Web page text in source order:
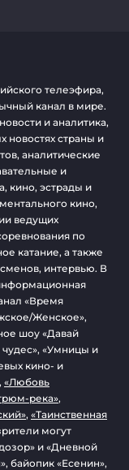
телеэфира,
канал в мире.
и аналитика,
страны и
аналитические
и
кино, эстрады и
кино,
ведущих
по
катание, а также
интервью. В
«Время
Женское»,
шоу «Давай
«Умницы и
кино- и
, «Любовь
река»,
, «Таинственная
могут
и «Дневной
байопик «Есенин»,